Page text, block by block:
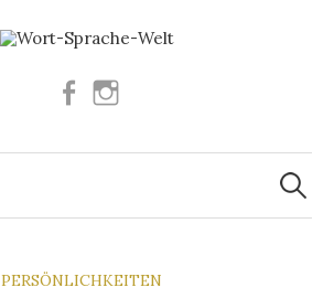
Facebook
Suchen
nach:
PERSÖNLICHKEITEN